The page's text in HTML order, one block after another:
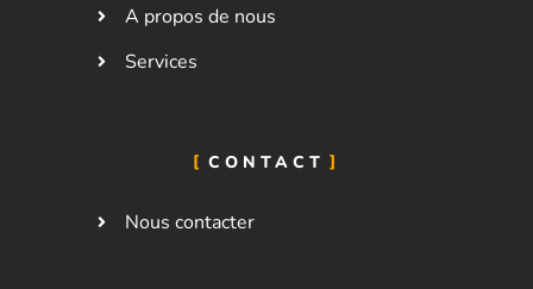
A propos de nous
Services
CONTACT
Nous contacter